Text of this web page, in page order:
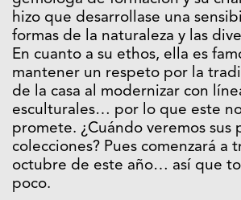
hizo que desarrollase una
formas de la naturaleza y las
En cuanto a su ethos, ella es
mantener un respeto por la
de la casa al modernizar con
esculturales… por lo que este
promete. ¿Cuándo veremos sus
colecciones? Pues comenzará a
octubre de este año… así que
poco.